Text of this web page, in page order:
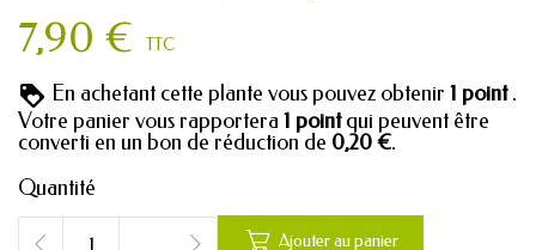
7,90 € TTC
En achetant cette plante vous pouvez obtenir 1 point .
Votre panier vous rapportera 1 pointqui peuvent être
converti en un bon de réduction de 0,20 €.
Quantité
 Ajouter au panier